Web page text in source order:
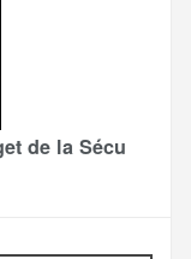
de la Sécu